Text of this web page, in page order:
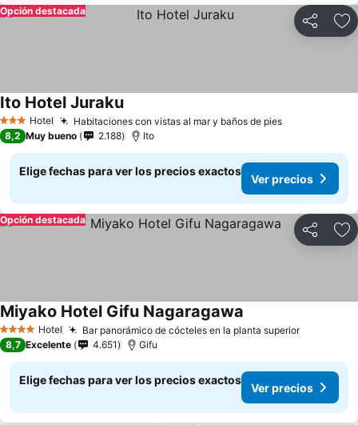
Compartir
Opción destacada
3 Estrellas
Hotel Habitaciones con vistas al mar y baños de piesVer precios
Ito Hotel JurakuVer precios
8,2 Muy bueno 2.188 Ito
Elige fechas para ver los precios exactos
Ver precios
Compartir
Opción destacada
4 EstrellasHotel Bar panorámico de cócteles en la planta superiorVer
Miyako Hotel Gifu Nagaragawa
8,7 Excelente 4.651 Gifu
Elige fechas para ver los precios exactos
Ver precios